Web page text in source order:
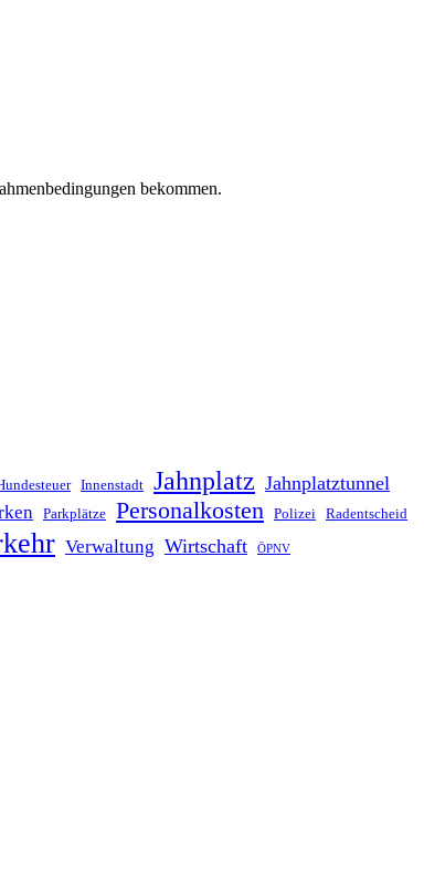
bekommen.
Innenstadt Jahnplatz Jahnplatztunnel
Parkplätze Personalkosten Polizei Radentscheid
Verwaltung Wirtschaft ÖPNV